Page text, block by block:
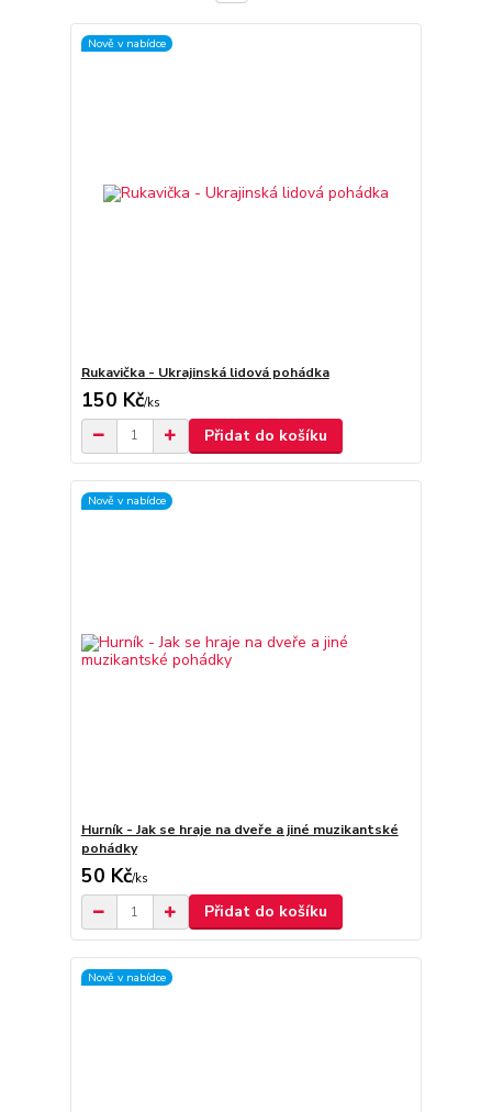
Nově v nabídce
Rukavička - Ukrajinská lidová pohádka
150 Kč/ks
Přidat do košíku
Nově v nabídce
Hurník - Jak se hraje na dveře a jiné muzikantské
pohádky
50 Kč/ks
Přidat do košíku
Nově v nabídce